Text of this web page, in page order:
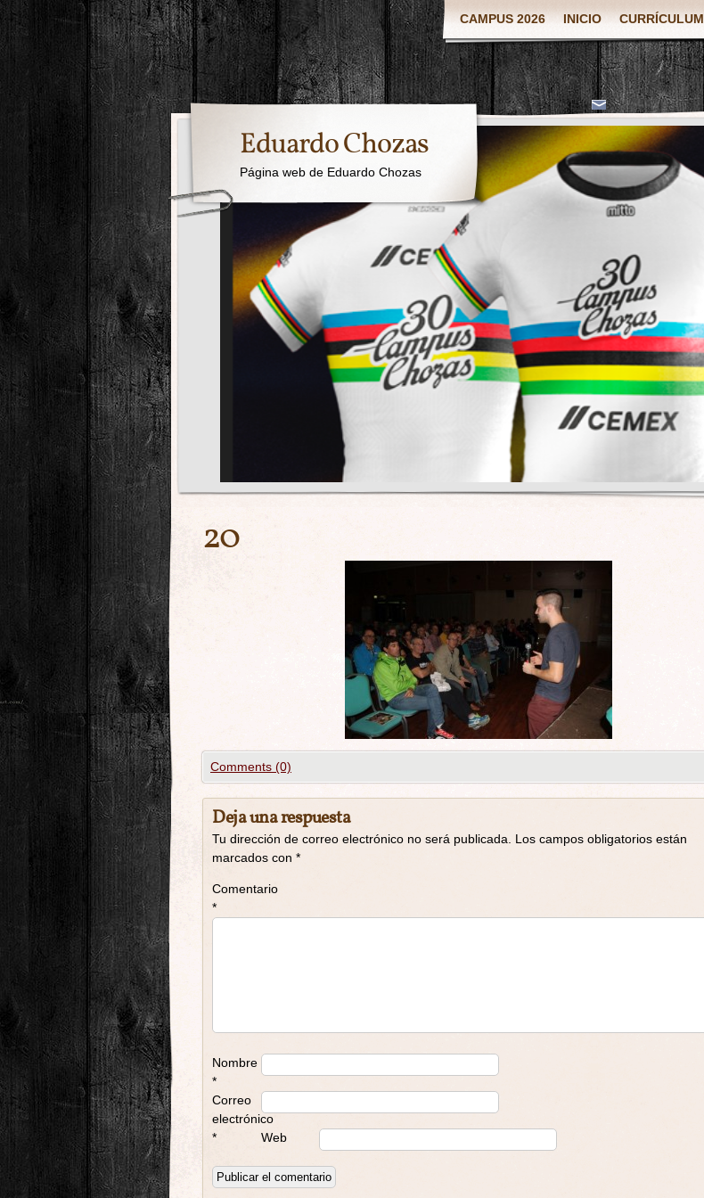
CAMPUS 2026 INICIO CURRÍCULUM
Eduardo Chozas
Página web de Eduardo Chozas
20
Comments (0)
Deja una respuesta
Tu dirección de correo electrónico no será publicada.
Los campos obligatorios están
marcados con *
Comentario
*
Nombre
*
Correo
electrónico
*
Web